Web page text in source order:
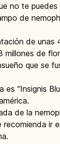
no te puedes
de
de unas
de
que se
“Insignis
de la
recomienda ir